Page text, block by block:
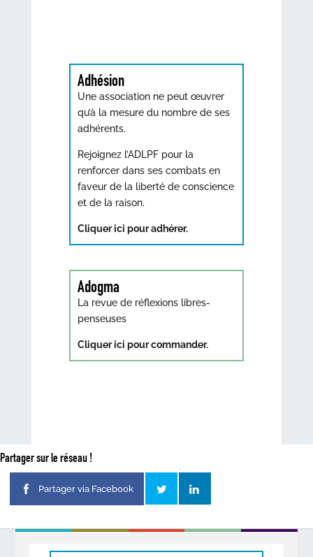
Adhésion
Une association ne peut œuvrer
qu’à la mesure du nombre de ses
adhérents.
Rejoignez l’ADLPF pour la
renforcer dans ses combats en
faveur de la liberté de conscience
et de la raison.
Cliquer ici pour adhérer.
Adogma
La revue de réflexions libres-
penseuses
Cliquer ici pour commander.
Partager sur le réseau !
Partager via Facebook